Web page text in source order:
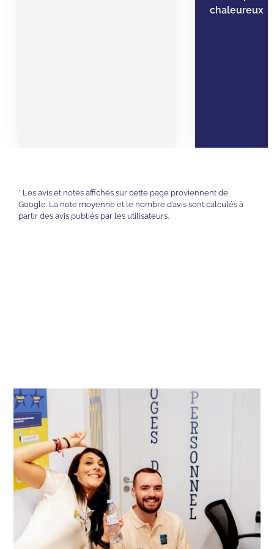
chaleureux
* Les avis et notes affichés sur cette page proviennent de
Google. La note moyenne et le nombre d’avis sont calculés à
partir des avis publiés par les utilisateurs.